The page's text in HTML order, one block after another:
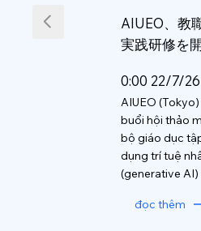
AIUEO、教
実践研修を
0:00 22/7/26
AIUEO
buổi hội thảo
bộ giáo dục
dụng trí tuệ
(generative AI)
đọc thêm